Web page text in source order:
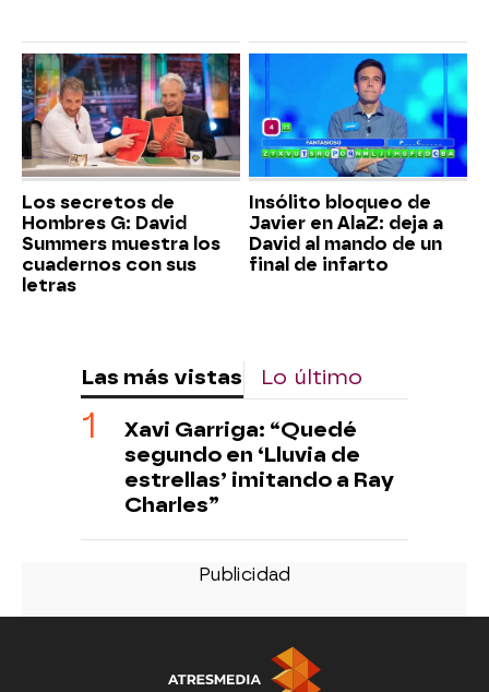
Los secretos de
Hombres G: David
Summers muestra los
cuadernos con sus
letras
Insólito bloqueo de
Javier en AlaZ: deja a
David al mando de un
final de infarto
Las más vistas Lo último
Xavi Garriga: “Quedé
segundo en ‘Lluvia de
estrellas’ imitando a Ray
Charles”